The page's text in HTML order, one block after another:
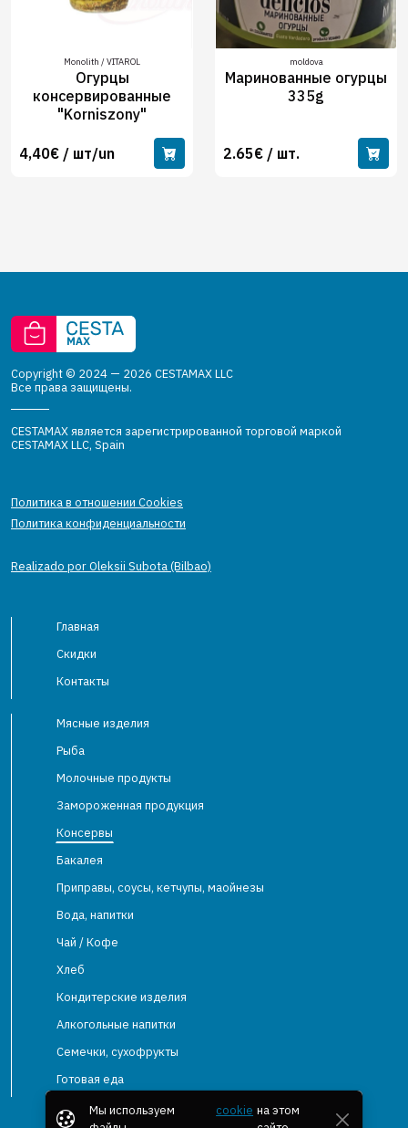
Мы используем
cookie на этом
Monolith / VITAROL
Огурцы
консервированные
"Korniszony"
4,40€ / шт/un
moldova
Маринованные огурцы
335g
2.65€ / шт.
Copyright © 2024 — 2026 CESTAMAX LLC
Все права защищены.
CESTAMAX является зарегистрированной торговой маркой
CESTAMAX LLC, Spain
Политика в отношении Cookies
Политика конфиденциальности
Realizado por Oleksii Subota (Bilbao)
Главная
Скидки
Контакты
Мясные изделия
Рыба
Молочные продукты
Замороженная продукция
Консервы
Бакалея
Приправы, соусы, кетчупы, маойнезы
Вода, напитки
Чай / Кофе
Хлеб
Кондитерские изделия
Алкогольные напитки
Семечки, сухофрукты
Готовая еда